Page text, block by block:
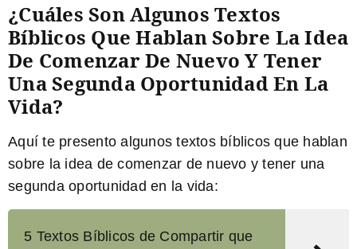
¿Cuáles Son Algunos Textos
Bíblicos Que Hablan Sobre La Idea
De Comenzar De Nuevo Y Tener
Una Segunda Oportunidad En La
Vida?
Aquí te presento algunos textos bíblicos que hablan
sobre la idea de comenzar de nuevo y tener una
segunda oportunidad en la vida:
5 Textos Bíblicos de Compartir que